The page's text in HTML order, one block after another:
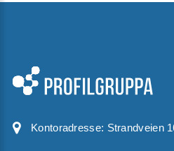
Kontoradresse: Strandveien